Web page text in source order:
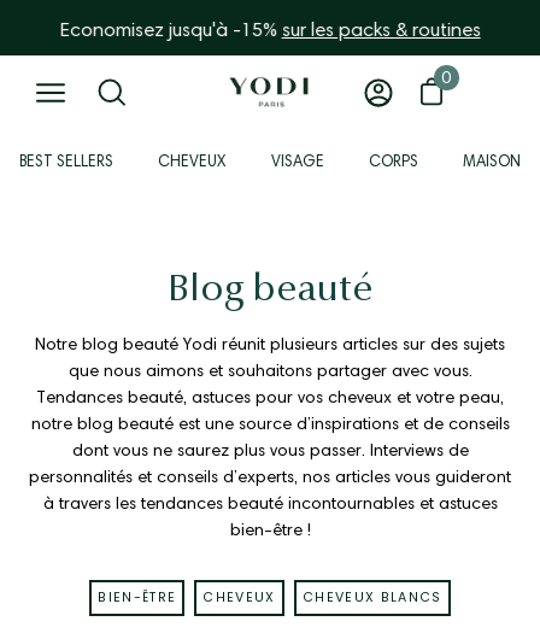
💌 -10% sur votre première
Economisez jusqu'à -15% sur les packs & routines
Ouvrir
menu
Ouvrir
barre
Mon
Ouvrir le panier
0
0 article
BEST SELLERS CHEVEUX VISAGE CORPS MAISON
Blog beauté
Notre blog beauté Yodi réunit plusieurs articles sur des sujets
que nous aimons et souhaitons partager avec vous.
Tendances beauté, astuces pour vos cheveux et votre peau,
notre blog beauté est une source d’inspirations et de conseils
dont vous ne saurez plus vous passer. Interviews de
personnalités et conseils d’experts, nos articles vous guideront
à travers les tendances beauté incontournables et astuces
bien-être !
BIEN-ÊTRE CHEVEUX CHEVEUX BLANCS